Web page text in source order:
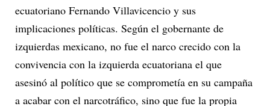
ecuatoriano Fernando Villavicencio y sus
implicaciones políticas. Según el gobernante de
izquierdas mexicano, no fue el narco crecido con la
convivencia con la izquierda ecuatoriana el que
asesinó al político que se comprometía en su campaña
a acabar con el narcotráfico, sino que fue la propia